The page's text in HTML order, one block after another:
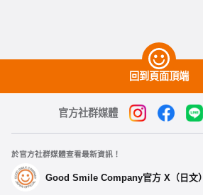
回到頁面頂端
官方社群媒體
於官方社群媒體查看最新資訊！
Good Smile Company官方 X（日文）